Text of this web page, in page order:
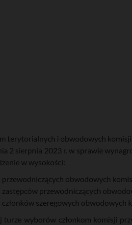
terytorialnych i obwodowych
2 sierpnia 2023 r. w sprawie
w wysokości:
przewodniczących obwodowych
zastępców przewodniczących
członków szeregowych obwodowych
turze wyborów członkom komisji